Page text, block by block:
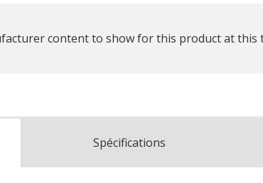
content to show for this product at this
Spécifications